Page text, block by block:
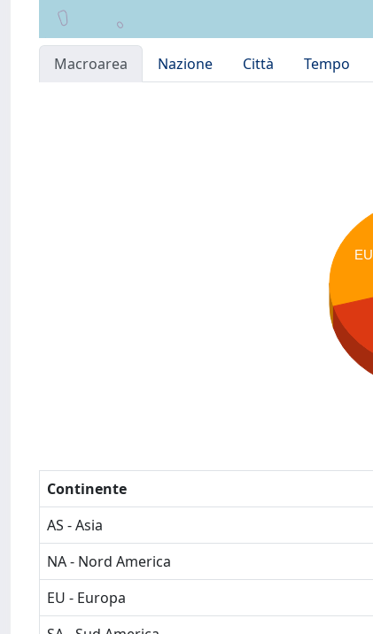
Macroarea Nazione Città
Tempo
EU
Continente
AS - Asia
NA - Nord America
EU - Europa